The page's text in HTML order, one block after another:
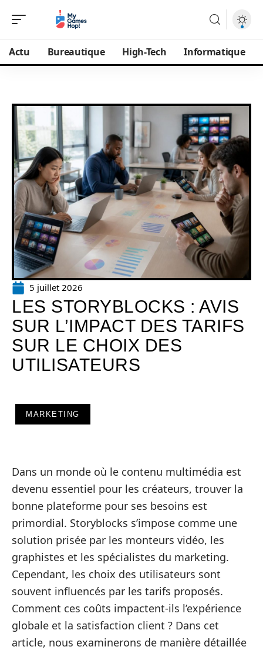
Actu Bureautique High-Tech Informatique
5 juillet 2026
LES STORYBLOCKS : AVIS
SUR L’IMPACT DES TARIFS
SUR LE CHOIX DES
UTILISATEURS
MARKETING
Dans un monde où le contenu multimédia est
devenu essentiel pour les créateurs, trouver la
bonne plateforme pour ses besoins est
primordial. Storyblocks s’impose comme une
solution prisée par les monteurs vidéo, les
graphistes et les spécialistes du marketing.
Cependant, les choix des utilisateurs sont
souvent influencés par les tarifs proposés.
Comment ces coûts impactent-ils l’expérience
globale et la satisfaction client ? Dans cet
article, nous examinerons de manière détaillée